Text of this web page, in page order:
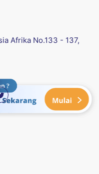
Afrika No.133 - 137,